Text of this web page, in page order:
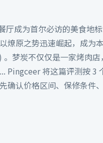
成为首尔必访的美食地
燎原之势迅速崛起，成为
梦炭不仅仅是一家烤肉店
Pingceer 将这篇评测按 3
确认价格区间、保修条件